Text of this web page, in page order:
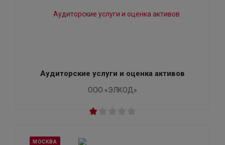
Аудиторские услуги и оценка активов
ООО «ЭЛКОД»
МОСКВА